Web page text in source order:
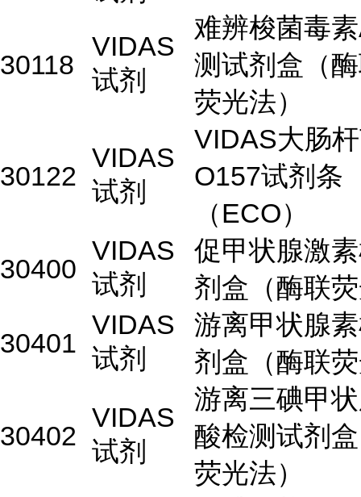
30118
VIDAS
试剂
难辨梭菌毒
测试剂盒（
荧光法）
30122
VIDAS
试剂
VIDAS大肠
O157试剂条
（ECO）
30400
VIDAS
试剂
促甲状腺激
剂盒（酶联
30401
VIDAS
试剂
游离甲状腺
剂盒（酶联
30402
VIDAS
试剂
游离三碘甲
酸检测试剂
荧光法）